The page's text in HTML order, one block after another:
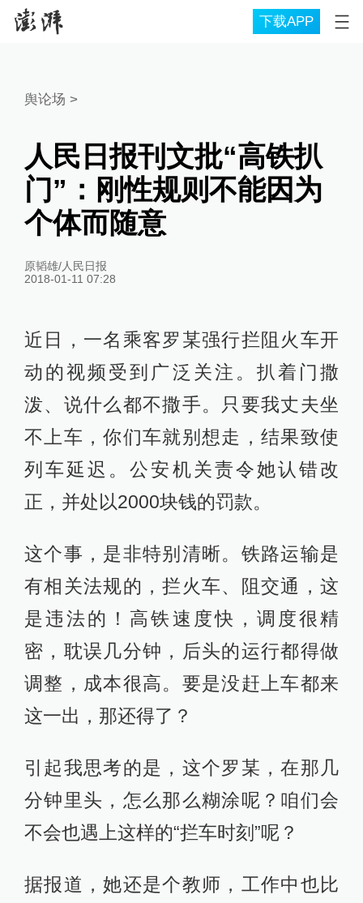
下载APP
舆论场 >
人民日报刊文批“高铁扒
门”：刚性规则不能因为
个体而随意
原韬雄/人民日报
2018-01-11 07:28
近日，一名乘客罗某强行拦阻火车开
动的视频受到广泛关注。扒着门撒
泼、说什么都不撒手。只要我丈夫坐
不上车，你们车就别想走，结果致使
列车延迟。公安机关责令她认错改
正，并处以2000块钱的罚款。
这个事，是非特别清晰。铁路运输是
有相关法规的，拦火车、阻交通，这
是违法的！高铁速度快，调度很精
密，耽误几分钟，后头的运行都得做
调整，成本很高。要是没赶上车都来
这一出，那还得了？
引起我思考的是，这个罗某，在那几
分钟里头，怎么那么糊涂呢？咱们会
不会也遇上这样的“拦车时刻”呢？
据报道，她还是个教师，工作中也比